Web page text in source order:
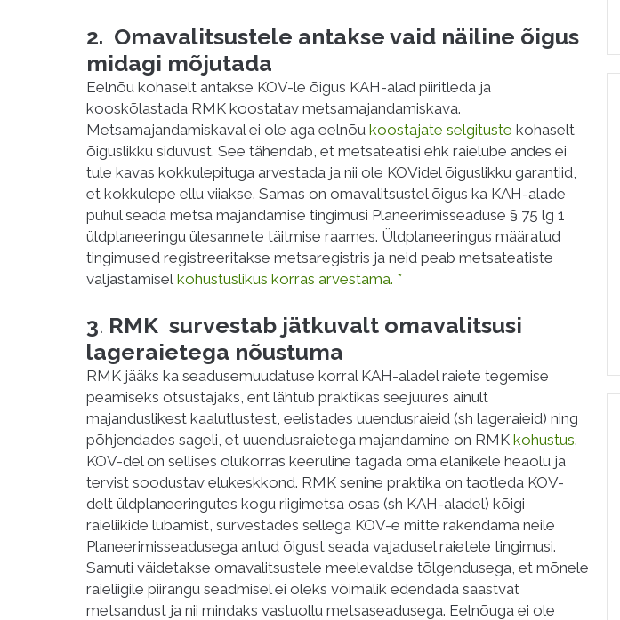
2. Omavalitsustele antakse vaid näiline õigus
midagi mõjutada
Eelnõu kohaselt antakse KOV-le õigus KAH-alad piiritleda ja
kooskõlastada RMK koostatav metsamajandamiskava.
Metsamajandamiskaval ei ole aga eelnõu koostajate selgituste kohaselt
õiguslikku siduvust. See tähendab, et metsateatisi ehk raielube andes ei
tule kavas kokkulepituga arvestada ja nii ole KOVidel õiguslikku garantiid,
et kokkulepe ellu viiakse. Samas on omavalitsustel õigus ka KAH-alade
puhul seada metsa majandamise tingimusi Planeerimisseaduse § 75 lg 1
üldplaneeringu ülesannete täitmise raames. Üldplaneeringus määratud
tingimused registreeritakse metsaregistris ja neid peab metsateatiste
väljastamisel kohustuslikus korras arvestama. *
3. RMK survestab jätkuvalt omavalitsusi
lageraietega nõustuma
RMK jääks ka seadusemuudatuse korral KAH-aladel raiete tegemise
peamiseks otsustajaks, ent lähtub praktikas seejuures ainult
majanduslikest kaalutlustest, eelistades uuendusraieid (sh lageraieid) ning
põhjendades sageli, et uuendusraietega majandamine on RMK kohustus.
KOV-del on sellises olukorras keeruline tagada oma elanikele heaolu ja
tervist soodustav elukeskkond. RMK senine praktika on taotleda KOV-
delt üldplaneeringutes kogu riigimetsa osas (sh KAH-aladel) kõigi
raieliikide lubamist, survestades sellega KOV-e mitte rakendama neile
Planeerimisseadusega antud õigust seada vajadusel raietele tingimusi.
Samuti väidetakse omavalitsustele meelevaldse tõlgendusega, et mõnele
raieliigile piirangu seadmisel ei oleks võimalik edendada säästvat
metsandust ja nii mindaks vastuollu metsaseadusega. Eelnõuga ei ole